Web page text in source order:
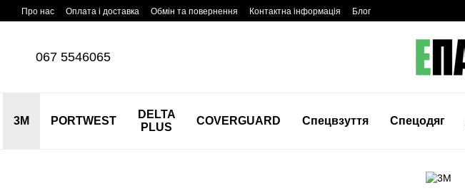
Перейти до основного контенту
Про нас Оплата і доставка Обмін та повернення Контактна інформація Блог
067 5546065
3M PORTWEST
DELTA
PLUS
COVERGUARD Спецвзуття Спецодяг